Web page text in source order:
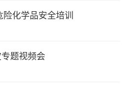
化学品安全培训
题视频会